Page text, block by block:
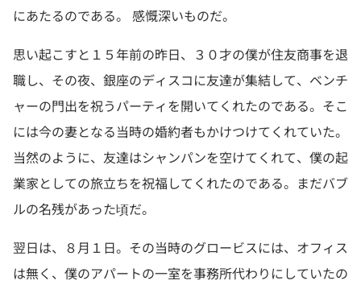
にあたるのである。 感慨深いものだ。
思い起こすと１５年前の昨日、３０才の僕が住友商事を退
職し、その夜、銀座のディスコに友達が集結して、ベンチ
ャーの門出を祝うパーティを開いてくれたのである。そこ
には今の妻となる当時の婚約者もかけつけてくれていた。
当然のように、友達はシャンパンを空けてくれて、僕の起
業家としての旅立ちを祝福してくれたのである。まだバブ
ルの名残があった頃だ。
翌日は、８月１日。その当時のグロービスには、オフィス
は無く、僕のアパートの一室を事務所代わりにしていたの